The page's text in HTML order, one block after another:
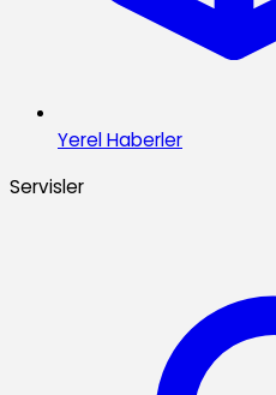
Yerel Haberler
Servisler